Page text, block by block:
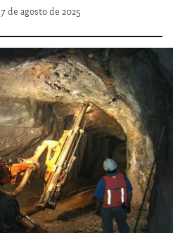
7 de agosto de 2025